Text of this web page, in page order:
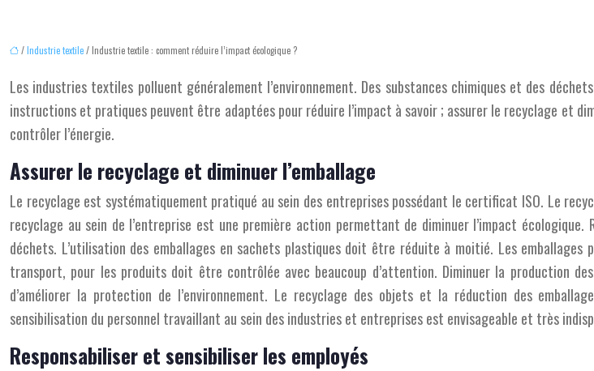
/Industrie textile/ Industrie textile : comment réduire l’impact écologique ?
Les industries textiles polluent généralement l’environnement. Des substances chimiques et des
instructions et pratiques peuvent être adaptées pour réduire l’impact à savoir ; assurer le recyclage et
contrôler l’énergie.
Assurer le recyclage et diminuer l’emballage
Le recyclage est systématiquement pratiqué au sein des entreprises possédant le certificat ISO. Le
recyclage au sein de l’entreprise est une première action permettant de diminuer l’impact
déchets. L’utilisation des emballages en sachets plastiques doit être réduite à moitié. Les emballages
transport, pour les produits doit être contrôlée avec beaucoup d’attention. Diminuer la production
d’améliorer la protection de l’environnement. Le recyclage des objets et la réduction des
sensibilisation du personnel travaillant au sein des industries et entreprises est envisageable et très
Responsabiliser et sensibiliser les employés